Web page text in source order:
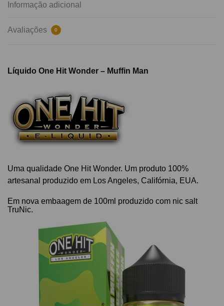
Informação adicional
Avaliações 0
Líquido One Hit Wonder – Muffin Man
Uma qualidade One Hit Wonder. Um produto 100%
artesanal produzido em Los Angeles, Califórnia, EUA.
Em nova embaagem de 100ml produzido com nic salt
TruNic.